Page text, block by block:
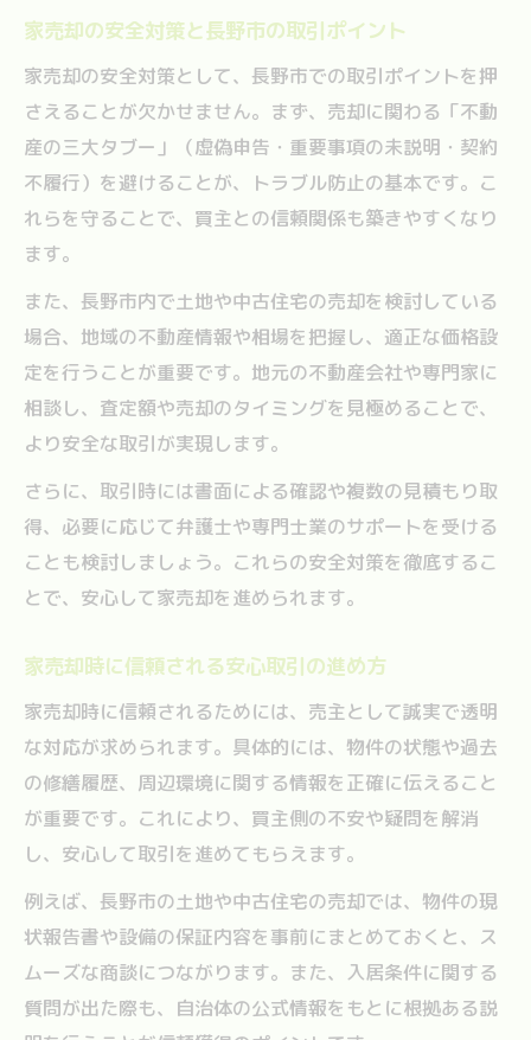
家売却の安全対策と長野市の取引ポイント
家売却の安全対策として、長野市での取引ポイントを押
さえることが欠かせません。まず、売却に関わる「不動
産の三大タブー」（虚偽申告・重要事項の未説明・契約
不履行）を避けることが、トラブル防止の基本です。こ
れらを守ることで、買主との信頼関係も築きやすくなり
ます。
また、長野市内で土地や中古住宅の売却を検討している
場合、地域の不動産情報や相場を把握し、適正な価格設
定を行うことが重要です。地元の不動産会社や専門家に
相談し、査定額や売却のタイミングを見極めることで、
より安全な取引が実現します。
さらに、取引時には書面による確認や複数の見積もり取
得、必要に応じて弁護士や専門士業のサポートを受ける
ことも検討しましょう。これらの安全対策を徹底するこ
とで、安心して家売却を進められます。
家売却時に信頼される安心取引の進め方
家売却時に信頼されるためには、売主として誠実で透明
な対応が求められます。具体的には、物件の状態や過去
の修繕履歴、周辺環境に関する情報を正確に伝えること
が重要です。これにより、買主側の不安や疑問を解消
し、安心して取引を進めてもらえます。
例えば、長野市の土地や中古住宅の売却では、物件の現
状報告書や設備の保証内容を事前にまとめておくと、ス
ムーズな商談につながります。また、入居条件に関する
質問が出た際も、自治体の公式情報をもとに根拠ある説